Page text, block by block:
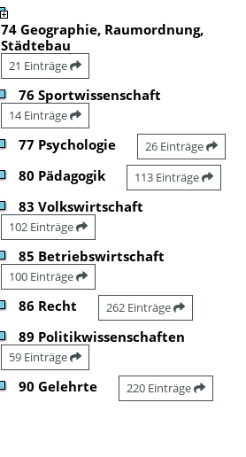
74 Geographie, Raumordnung,
Städtebau
21 Einträge
76 Sportwissenschaft
14 Einträge
77 Psychologie 26 Einträge
80 Pädagogik 113 Einträge
83 Volkswirtschaft
102 Einträge
85 Betriebswirtschaft
100 Einträge
86 Recht 262 Einträge
89 Politikwissenschaften
59 Einträge
90 Gelehrte 220 Einträge